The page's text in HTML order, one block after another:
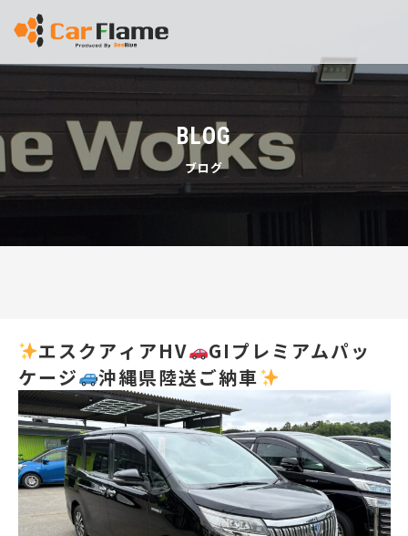
BLOG
ブログ
エスクアィアHV
GIプレミアムパッ
ケージ
沖縄県陸送ご納車